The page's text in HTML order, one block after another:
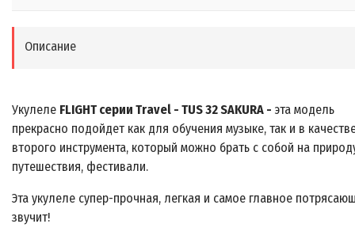
Описание
Укулеле FLIGHT серии Travel - TUS 32 SAKURA - эта модель
прекрасно подойдет как для обучения музыке, так и в
второго инструмента, который можно брать с собой на
путешествия, фестивали.
Эта укулеле супер-прочная, легкая и самое главное
звучит!